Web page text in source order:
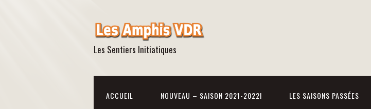
Les Sentiers Initiatiques
ACCUEIL NOUVEAU – SAISON 2021-2022! LES SAISONS PASSÉES